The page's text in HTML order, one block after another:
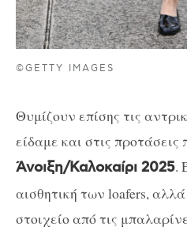
©GETTY IMAGES
Θυμίζουν επίσης τις
είδαμε και στις
Άνοιξη/Καλοκαίρι 2025.
αισθητική των loafers,
στοιχείο από τις